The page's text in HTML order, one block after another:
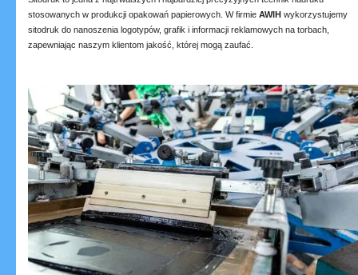
stosowanych w produkcji opakowań papierowych. W firmie AWIH wykorzystujemy
sitodruk do nanoszenia logotypów, grafik i informacji reklamowych na torbach,
zapewniając naszym klientom jakość, której mogą zaufać.